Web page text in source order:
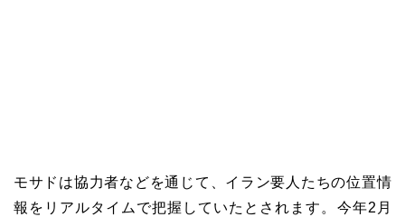
モサドは協力者などを通じて、イラン要人たちの位置情
報をリアルタイムで把握していたとされます。今年2月